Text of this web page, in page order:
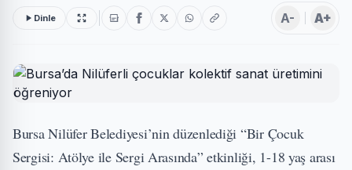
Dinle A- A+
Bursa Nilüfer Belediyesi’nin düzenlediği “Bir Çocuk
Sergisi: Atölye ile Sergi Arasında” etkinliği, 1-18 yaş arası